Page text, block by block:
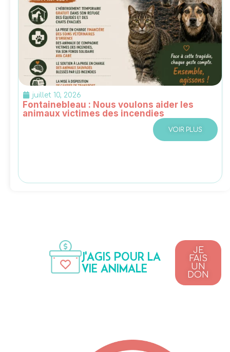
juillet 10, 2026
Fontainebleau : Nous voulons aider les
animaux victimes des incendies
VOIR PLUS
J'AGIS POUR LA
VIE ANIMALE
JE
FAIS
UN
DON